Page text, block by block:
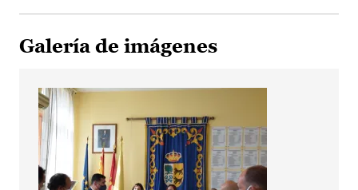
Galería de imágenes